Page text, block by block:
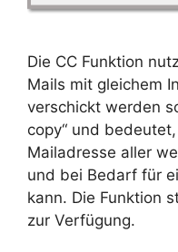
Die CC Funktion
Mails mit gleichem
verschickt werden
copy“ und
Mailadresse aller
und bei Bedarf für
kann. Die Funktion
zur Verfügung.